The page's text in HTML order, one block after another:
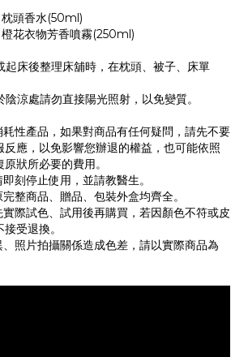
頭香水(50ml)
花衣物芳香噴霧(250ml)
床後整理床舖時，在枕頭、被子、床單
涼處請勿直接陽光照射，以免變質。
性產品，如果對商品有任何疑問，請先不要
應，以免影響您辦退的權益，也可能依照
狀所必要的費用。
刻停止使用，並請教醫生。
整商品、贈品、包裝外盒均齊全。
際試色、試用後再購買，若因顏色不符或皮
受退換。
照片拍攝關係造成色差，請以實際商品為